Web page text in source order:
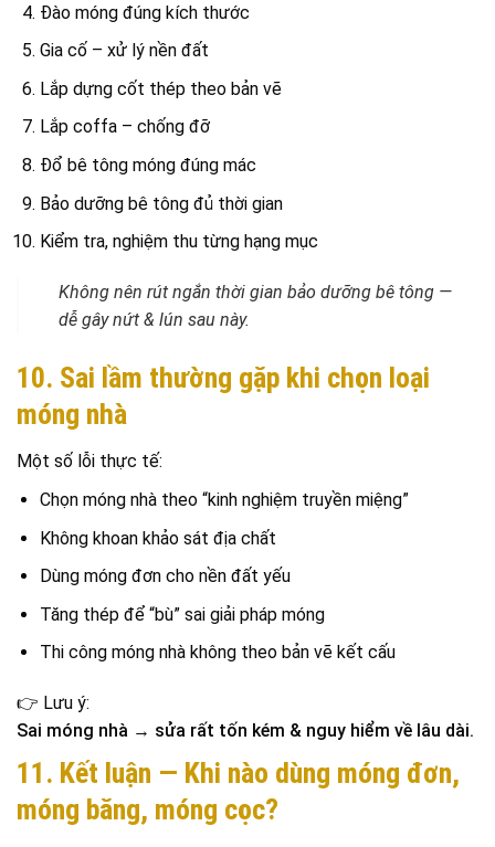
Đào móng đúng kích thước
Gia cố – xử lý nền đất
Lắp dựng cốt thép theo bản vẽ
Lắp coffa – chống đỡ
Đổ bê tông móng đúng mác
Bảo dưỡng bê tông đủ thời gian
Kiểm tra, nghiệm thu từng hạng mục
Không nên rút ngắn thời gian bảo dưỡng bê tông —
dễ gây nứt & lún sau này.
10. Sai lầm thường gặp khi chọn loại
móng nhà
Một số lỗi thực tế:
Chọn móng nhà theo “kinh nghiệm truyền miệng”
Không khoan khảo sát địa chất
Dùng móng đơn cho nền đất yếu
Tăng thép để “bù” sai giải pháp móng
Thi công móng nhà không theo bản vẽ kết cấu
👉 Lưu ý:
Sai móng nhà → sửa rất tốn kém & nguy hiểm về lâu dài.
11. Kết luận — Khi nào dùng móng đơn,
móng băng, móng cọc?